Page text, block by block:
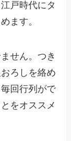
戸時代にタ
ます。
せん。つき
ろしを絡め
回行列がで
をオススメ